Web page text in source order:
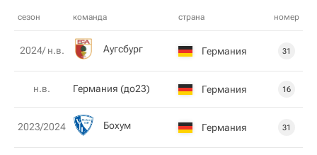
сезон команда страна номер
2024/ н.в. Аугсбург Германия 31
н.в. Германия (до23) Германия 16
2023/2024 Бохум Германия 31